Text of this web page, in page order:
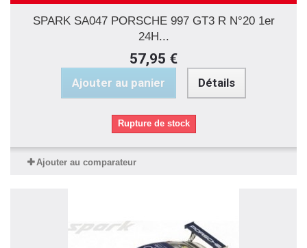
SPARK SA047 PORSCHE 997 GT3 R N°20 1er
24H...
57,95 €
Ajouter au panier Détails
Rupture de stock
Ajouter au comparateur